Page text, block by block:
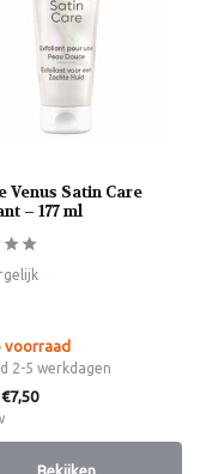
Venus Satin Care
– 177 ml
voorraad
2-5 werkdagen
€7,50
Bekijken